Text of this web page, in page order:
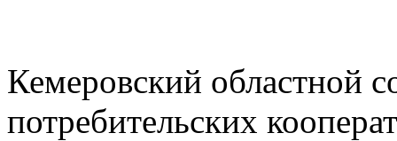
Кемеровский областной
потребительских